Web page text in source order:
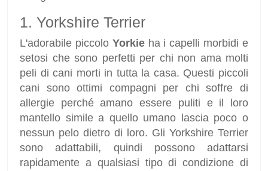
1. Yorkshire Terrier
L'adorabile piccolo Yorkieha i capelli morbidi e
setosi che sono perfetti per chi non ama molti
peli di cani morti in tutta la casa. Questi piccoli
cani sono ottimi compagni per chi soffre di
allergie perché amano essere puliti e il loro
mantello simile a quello umano lascia poco o
nessun pelo dietro di loro. Gli Yorkshire Terrier
sono adattabili, quindi possono adattarsi
rapidamente a qualsiasi tipo di condizione di